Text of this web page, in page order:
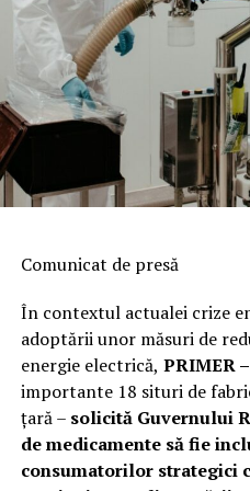
Comunicat de presă
În contextul actualei crize
adoptării unor măsuri de
energie electrică, PRIMER –
importante 18 situri de
ţară – solicită Guvernului
de medicamente să fie
consumatorilor strategici